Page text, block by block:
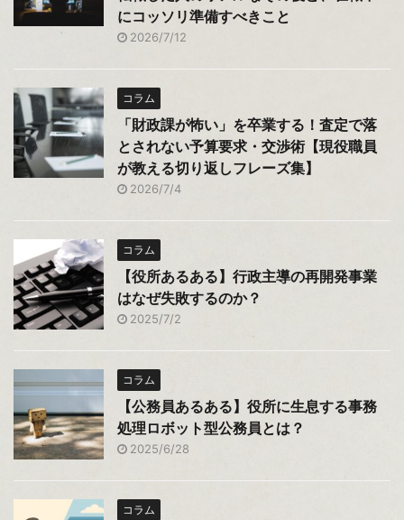
にコッソリ準備すべきこと
2026/7/12
コラム
「財政課が怖い」を卒業する！査定で落
とされない予算要求・交渉術【現役職員
が教える切り返しフレーズ集】
2026/7/4
コラム
【役所あるある】行政主導の再開発事業
はなぜ失敗するのか？
2025/7/2
コラム
【公務員あるある】役所に生息する事務
処理ロボット型公務員とは？
2025/6/28
コラム